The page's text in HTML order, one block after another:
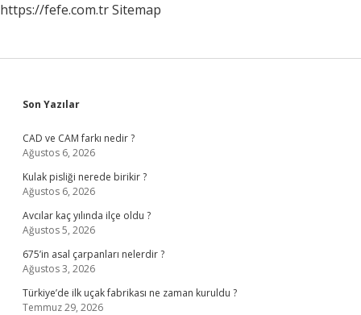
https://fefe.com.trSitemap
Sidebar
Son Yazılar
CAD ve CAM farkı nedir ?
Ağustos 6, 2026
Kulak pisliği nerede birikir ?
Ağustos 6, 2026
Avcılar kaç yılında ilçe oldu ?
Ağustos 5, 2026
675’in asal çarpanları nelerdir ?
Ağustos 3, 2026
Türkiye’de ilk uçak fabrikası ne zaman kuruldu ?
Temmuz 29, 2026